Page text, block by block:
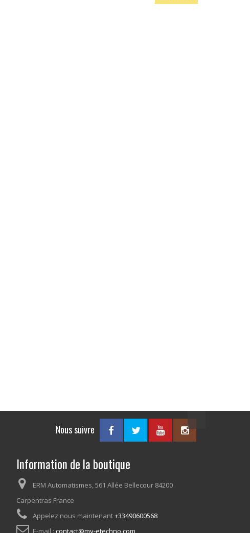
Nous suivre
Information de la boutique
ERM Automatismes, 561 Allée Bellecour 84200
Carpentras France
Appelez nous maintenant+33490600568
E-mail : contact@my-etechno.com